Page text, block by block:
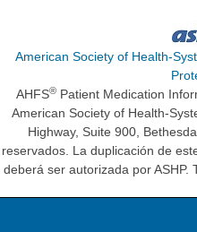
American Society of Health-
AHFS® Patient Medication
American Society of Health-
Highway, Suite 900,
reservados. La duplicación de
deberá ser autorizada por ASHP.